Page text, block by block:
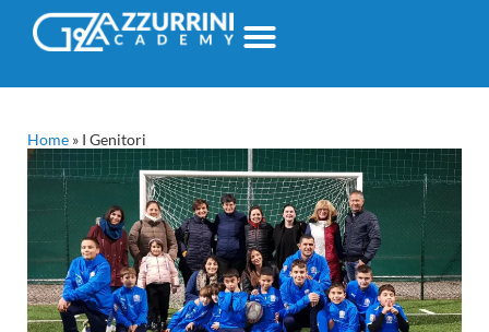
Home » I Genitori